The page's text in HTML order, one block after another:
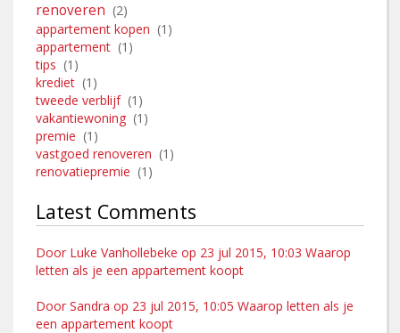
renoveren (2)
appartement kopen (1)
appartement (1)
tips (1)
krediet (1)
tweede verblijf (1)
vakantiewoning (1)
premie (1)
vastgoed renoveren (1)
renovatiepremie (1)
Latest Comments
Door Luke Vanhollebeke op 23 jul 2015, 10:03 Waarop
letten als je een appartement koopt
Door Sandra op 23 jul 2015, 10:05 Waarop letten als je
een appartement koopt